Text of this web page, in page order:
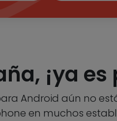
¡ya es
Android aún no
en muchos